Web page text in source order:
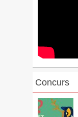
Concurs